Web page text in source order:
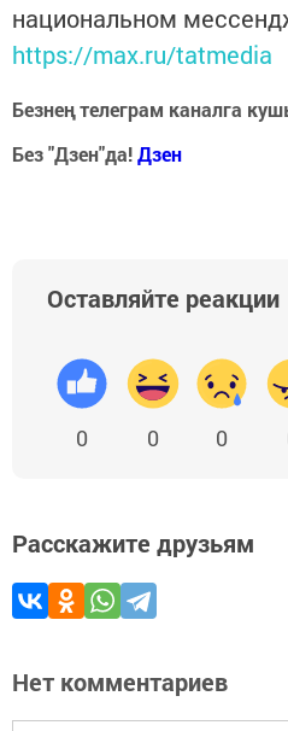
национальном
https://max.ru/tatmedia
Безнең телеграм каналга
Без "Дзен"да!Дзен
Оставляйте реакции
0 0 0
Расскажите друзьям
Нет комментариев